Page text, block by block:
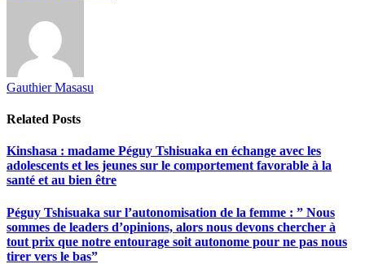
Gauthier Masasu
Related Posts
Kinshasa : madame Péguy Tshisuaka en échange avec les
adolescents et les jeunes sur le comportement favorable à la
santé et au bien être
Péguy Tshisuaka sur l’autonomisation de la femme : ” Nous
sommes de leaders d’opinions, alors nous devons chercher à
tout prix que notre entourage soit autonome pour ne pas nous
tirer vers le bas”